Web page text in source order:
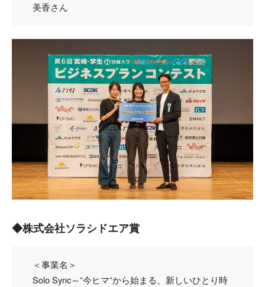
美香さん
◆株式会社ソラシドエア賞
＜事業名＞
Solo Sync～”今ヒマ”から始まる、新しいひとり時